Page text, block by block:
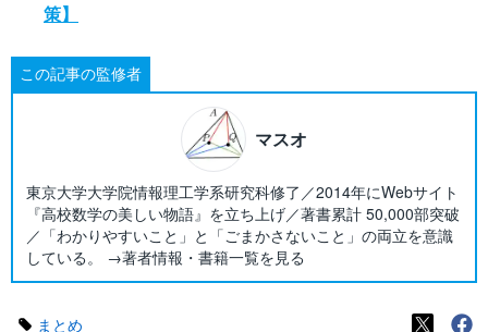
策】
この記事の監修者
マスオ
東京大学大学院情報理工学系研究科修了／2014年にWebサイト
『高校数学の美しい物語』を立ち上げ／著書累計 50,000部突破
／「わかりやすいこと」と「ごまかさないこと」の両立を意識
している。 →著者情報・書籍一覧を見る
まとめ